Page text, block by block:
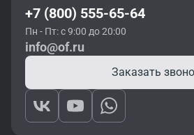
+7 (800) 555-65-64
Пн - Пт: с 9:00 до 20:00
info@of.ru
Заказать